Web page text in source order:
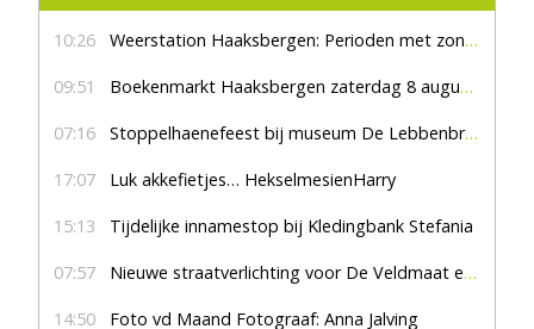
10:26 Weerstation Haaksbergen: Perioden met zon en droog
09:51 Boekenmarkt Haaksbergen zaterdag 8 augustus, marktplein Haaksbergen
07:16 Stoppelhaenefeest bij museum De Lebbenbrugge
17:07 Luk akkefietjes… HekselmesienHarry
15:13 Tijdelijke innamestop bij Kledingbank Stefania
07:57 Nieuwe straatverlichting voor De Veldmaat en De Pas
14:50 Foto vd Maand Fotograaf: Anna Jalving